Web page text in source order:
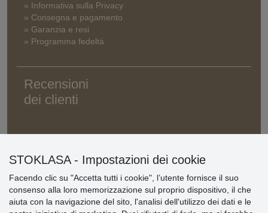
» Informativa sulla Privacy
» Consegna e pagamento
» Garanzia e resi
» Programma fedeltà
Recensioni
dei clienti
STOKLASA - Impostazioni dei cookie
Facendo clic su "Accetta tutti i cookie", l’utente fornisce il suo
consenso alla loro memorizzazione sul proprio dispositivo, il che
aiuta con la navigazione del sito, l'analisi dell'utilizzo dei dati e le